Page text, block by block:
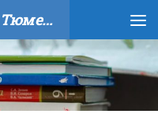
МАОУ СОШ №27 города Тюмени